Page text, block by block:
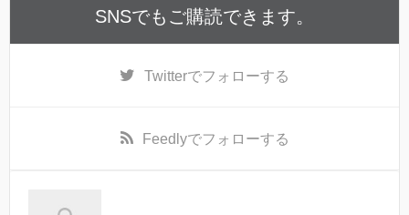
SNSでもご購読できます。
Twitterでフォローする
Feedlyでフォローする